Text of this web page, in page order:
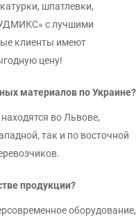
шпатлевки,
с лучшими
клиенты имеют
цену!
материалов по Украине?
во Львове,
так и по восточной
продукции?
оборудование,